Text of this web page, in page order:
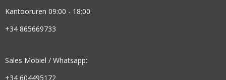
Kantooruren 09:00 - 18:00
+34 865669733
Sales Mobiel / Whatsapp:
+34 604495172